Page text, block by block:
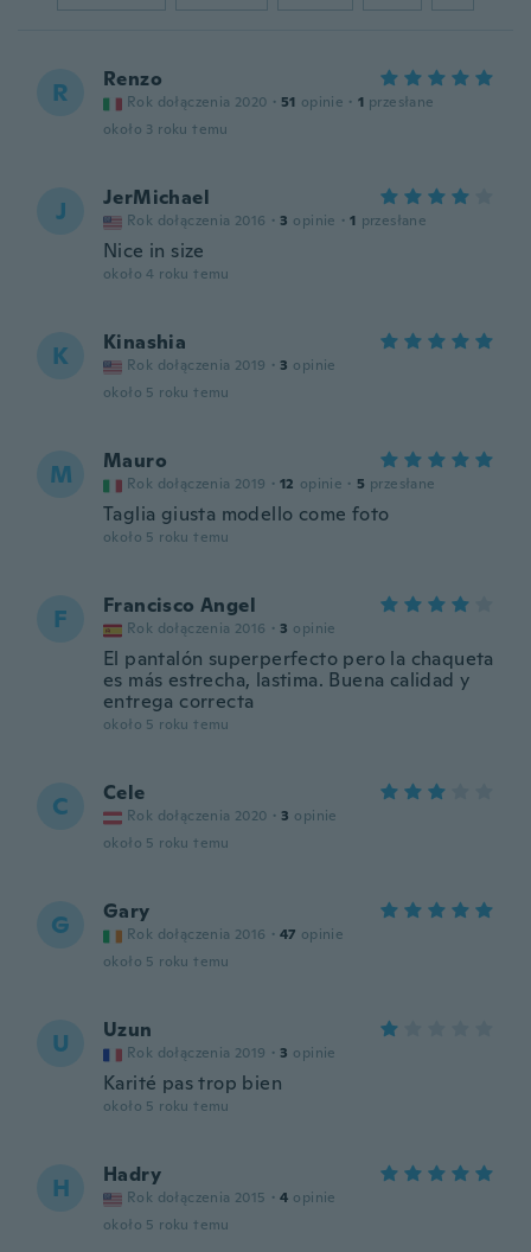
R Renzo
Rok dołączenia 2020 · 51 opinie · 1 przesłane
około 3 roku temu
J JerMichael
Rok dołączenia 2016 · 3 opinie · 1 przesłane
Nice in size
około 4 roku temu
K Kinashia
Rok dołączenia 2019 · 3 opinie
około 5 roku temu
M Mauro
Rok dołączenia 2019 · 12 opinie · 5 przesłane
Taglia giusta modello come foto
około 5 roku temu
F Francisco Angel
Rok dołączenia 2016 · 3 opinie
El pantalón superperfecto pero la chaqueta
es más estrecha, lastima. Buena calidad y
entrega correcta
około 5 roku temu
C Cele
Rok dołączenia 2020 · 3 opinie
około 5 roku temu
G Gary
Rok dołączenia 2016 · 47 opinie
około 5 roku temu
U Uzun
Rok dołączenia 2019 · 3 opinie
Karité pas trop bien
około 5 roku temu
H Hadry
Rok dołączenia 2015 · 4 opinie
około 5 roku temu